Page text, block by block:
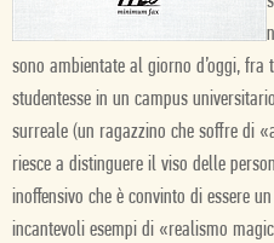
sono ambientate al giorno d’oggi,
studentesse in un campus
surreale (un ragazzino che soffre di
riesce a distinguere il viso delle
inoffensivo che è convinto di essere
incantevoli esempi di «realismo